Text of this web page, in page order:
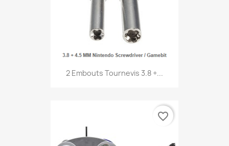
2 Embouts Tournevis 3.8 +...
favorite_border